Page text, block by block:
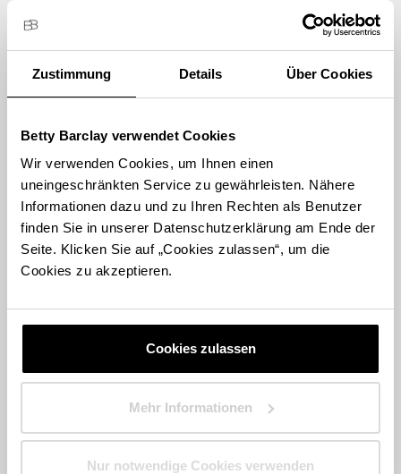
Zustimmung Details Über Cookies
Betty Barclay verwendet Cookies
Wir verwenden Cookies, um Ihnen einen
uneingeschränkten Service zu gewährleisten. Nähere
Informationen dazu und zu Ihren Rechten als Benutzer
finden Sie in unserer Datenschutzerklärung am Ende der
Seite. Klicken Sie auf „Cookies zulassen“, um die
Cookies zu akzeptieren.
Cookies zulassen
Mehr Informationen
Nur notwendige Cookies verwenden
Es gibt 1 Verkaufsstellen mit Produkten der Betty
4470 Enns
Store Landing-Page
Route berechnen
STORE FINDEN